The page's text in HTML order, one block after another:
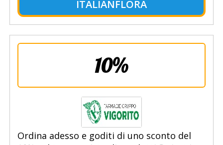
ITALIANFLORA
10%
Ordina adesso e goditi di uno sconto del